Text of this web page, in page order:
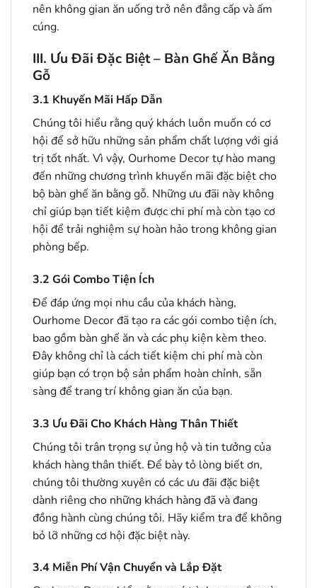
nên không gian ăn uống trở nên đẳng cấp và ấm
cúng.
III. Ưu Đãi Đặc Biệt – Bàn Ghế Ăn Bằng
Gỗ
3.1 Khuyến Mãi Hấp Dẫn
Chúng tôi hiểu rằng quý khách luôn muốn có cơ
hội để sở hữu những sản phẩm chất lượng với giá
trị tốt nhất. Vì vậy, Ourhome Decor tự hào mang
đến những chương trình khuyến mãi đặc biệt cho
bộ bàn ghế ăn bằng gỗ. Những ưu đãi này không
chỉ giúp bạn tiết kiệm được chi phí mà còn tạo cơ
hội để trải nghiệm sự hoàn hảo trong không gian
phòng bếp.
3.2 Gói Combo Tiện Ích
Để đáp ứng mọi nhu cầu của khách hàng,
Ourhome Decor đã tạo ra các gói combo tiện ích,
bao gồm bàn ghế ăn và các phụ kiện kèm theo.
Đây không chỉ là cách tiết kiệm chi phí mà còn
giúp bạn có trọn bộ sản phẩm hoàn chỉnh, sẵn
sàng để trang trí không gian ăn của bạn.
3.3 Ưu Đãi Cho Khách Hàng Thân Thiết
Chúng tôi trân trọng sự ủng hộ và tin tưởng của
khách hàng thân thiết. Để bày tỏ lòng biết ơn,
chúng tôi thường xuyên có các ưu đãi đặc biệt
dành riêng cho những khách hàng đã và đang
đồng hành cùng chúng tôi. Hãy kiểm tra để không
bỏ lỡ những cơ hội đặc biệt này.
3.4 Miễn Phí Vận Chuyển và Lắp Đặt